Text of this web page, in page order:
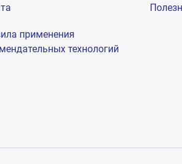
применения
технологий